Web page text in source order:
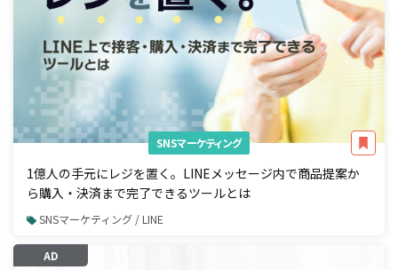
SNSマーケティング
1億人の手元にレジを置く。LINEメッセージ内で商品提案か
ら購入・決済まで完了できるツールとは
SNSマーケティング / LINE
AD